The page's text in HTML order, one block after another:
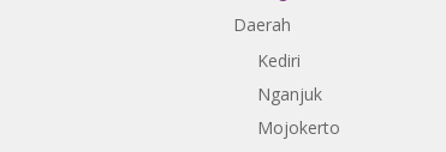
Daerah
Kediri
Nganjuk
Mojokerto